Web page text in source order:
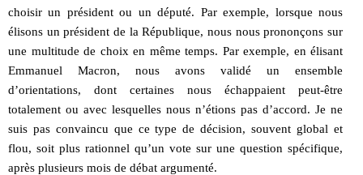
choisir un président ou un député. Par exemple, lorsque nous
élisons un président de la République, nous nous prononçons sur
une multitude de choix en même temps. Par exemple, en élisant
Emmanuel Macron, nous avons validé un ensemble
d’orientations, dont certaines nous échappaient peut-être
totalement ou avec lesquelles nous n’étions pas d’accord. Je ne
suis pas convaincu que ce type de décision, souvent global et
flou, soit plus rationnel qu’un vote sur une question spécifique,
après plusieurs mois de débat argumenté.